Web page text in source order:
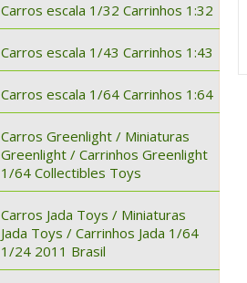
Carros escala 1/32 Carrinhos 1:32
Carros escala 1/43 Carrinhos 1:43
Carros escala 1/64 Carrinhos 1:64
Carros Greenlight / Miniaturas
Greenlight / Carrinhos Greenlight
1/64 Collectibles Toys
Carros Jada Toys / Miniaturas
Jada Toys / Carrinhos Jada 1/64
1/24 2011 Brasil